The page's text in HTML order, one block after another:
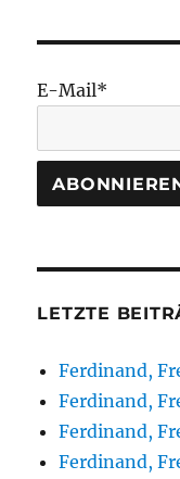
E-Mail*
LETZTE
Ferdinand,
Ferdinand,
Ferdinand,
Ferdinand,